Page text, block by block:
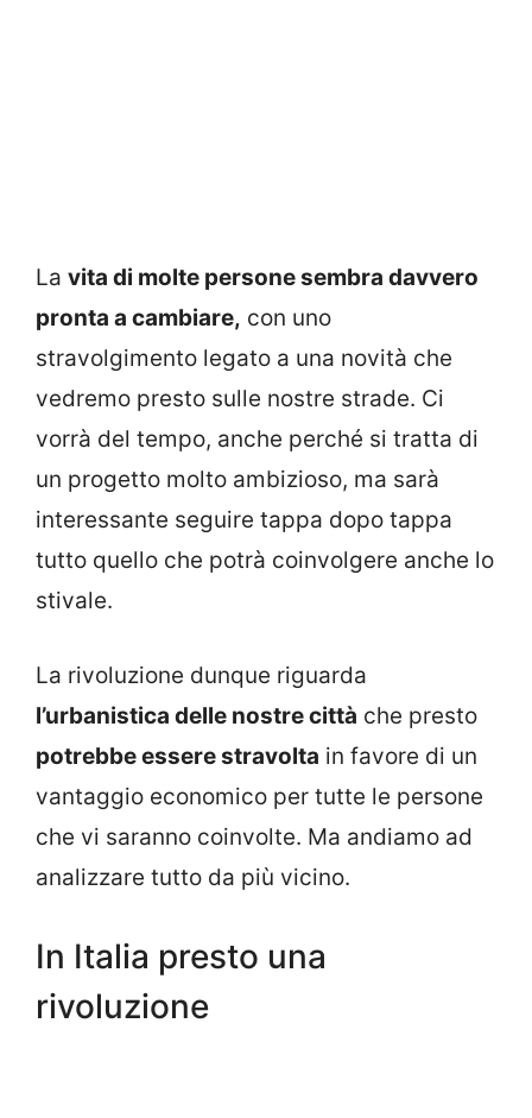
La vita di molte persone sembra davvero
pronta a cambiare, con uno
stravolgimento legato a una novità che
vedremo presto sulle nostre strade. Ci
vorrà del tempo, anche perché si tratta di
un progetto molto ambizioso, ma sarà
interessante seguire tappa dopo tappa
tutto quello che potrà coinvolgere anche lo
stivale.
La rivoluzione dunque riguarda
l’urbanistica delle nostre città che presto
potrebbe essere stravolta in favore di un
vantaggio economico per tutte le persone
che vi saranno coinvolte. Ma andiamo ad
analizzare tutto da più vicino.
In Italia presto una
rivoluzione